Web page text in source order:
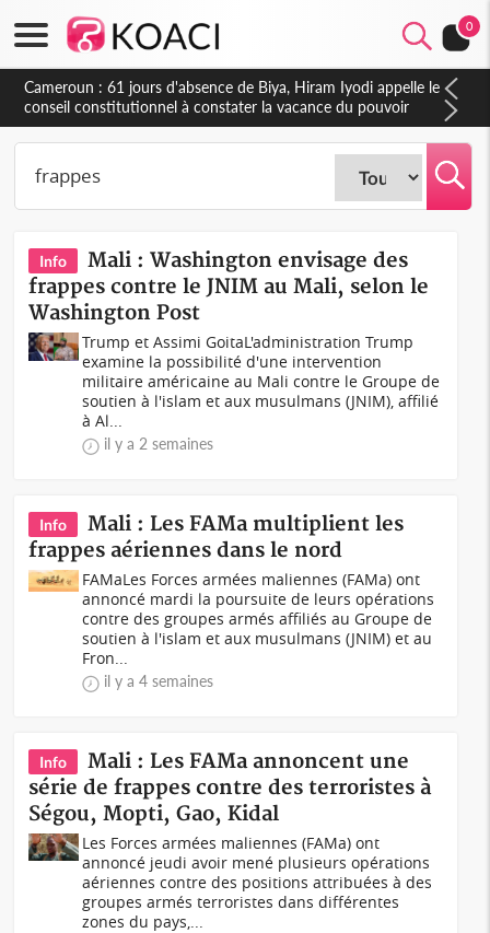
0
Côte d'Ivoire : Fin de la pagaille au PDCI-RDA, Lessiehi bannit
les mouvements sauvages
Info
Mali : Washington envisage des
frappes contre le JNIM au Mali, selon le
Washington Post
Trump et Assimi GoitaL'administration Trump
examine la possibilité d'une intervention
militaire américaine au Mali contre le Groupe de
soutien à l'islam et aux musulmans (JNIM), affilié
à Al...
il y a 2 semaines
Info
Mali : Les FAMa multiplient les
frappes aériennes dans le nord
FAMa Les Forces armées maliennes (FAMa) ont
annoncé mardi la poursuite de leurs opérations
contre des groupes armés affiliés au Groupe de
soutien à l'islam et aux musulmans (JNIM) et au
Fron...
il y a 4 semaines
Info
Mali : Les FAMa annoncent une
série de frappes contre des terroristes à
Ségou, Mopti, Gao, Kidal
Les Forces armées maliennes (FAMa) ont
annoncé jeudi avoir mené plusieurs opérations
aériennes contre des positions attribuées à des
groupes armés terroristes dans différentes
zones du pays,...